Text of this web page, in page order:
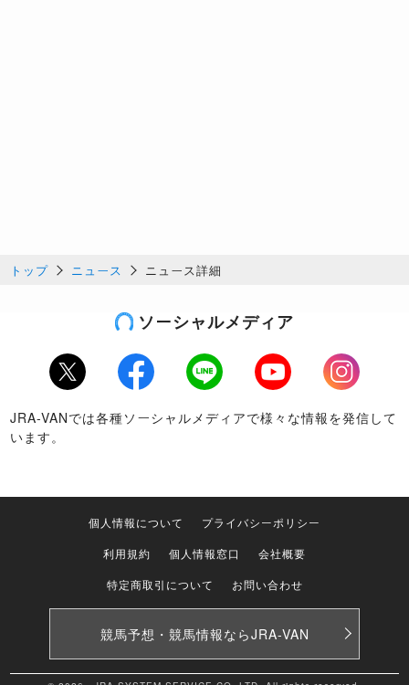
トップ ニュース ニュース詳細
ソーシャルメディア
Twitter Facebook LINE Youtube
Instagram
JRA-VANでは各種ソーシャルメディアで様々な情報を発信して
います。
個人情報について
プライバシーポリシー
利用規約
個人情報窓口
会社概要
特定商取引について
お問い合わせ
競馬予想・競馬情報ならJRA-VAN